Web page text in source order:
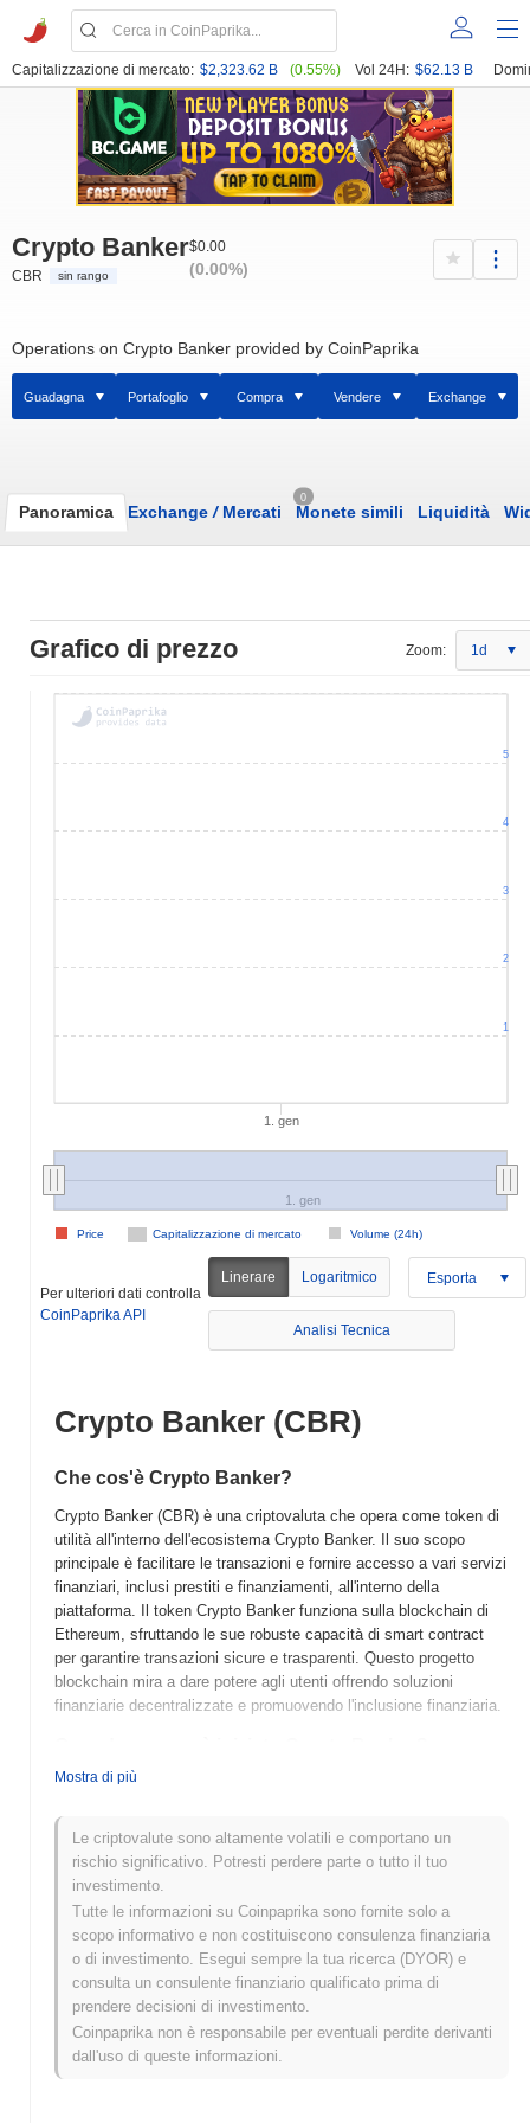
Capitalizzazione di mercato: $2,323.62 B (0.55%) Vol 24H: $62.13 B
Crypto Banker
CBR sin rango
$0.00
(0.00%)
Operations on Crypto Banker provided by CoinPaprika
Guadagna Portafoglio Compra Vendere Exchange
Panoramica Exchange /Mercati
0
Monete simili Liquidità
Grafico di prezzo Zoom: 1d
1. gen
Capitalizzazione di mercato Volume (24h)
Price
1. gen
1
2
3
4
5
Per ulteriori dati controlla
CoinPaprika API
Linerare Logaritmico Esporta
Analisi Tecnica
Crypto Banker (CBR)
Che cos'è Crypto Banker?
Crypto Banker (CBR) è una criptovaluta che opera come token di
utilità all'interno dell'ecosistema Crypto Banker. Il suo scopo
principale è facilitare le transazioni e fornire accesso a vari servizi
finanziari, inclusi prestiti e finanziamenti, all'interno della
piattaforma. Il token Crypto Banker funziona sulla blockchain di
Ethereum, sfruttando le sue robuste capacità di smart contract
per garantire transazioni sicure e trasparenti. Questo progetto
blockchain mira a dare potere agli utenti offrendo soluzioni
finanziarie decentralizzate e promuovendo l'inclusione finanziaria.
Crypto Banker (CBR) è stato lanciato nel 2021, creato da un team
settore bancario attraverso soluzioni di finanza decentralizzata
(DeFi). Il progetto ha guadagnato slancio dopo la sua prima
quotazione su diverse borse di criptovalute, il che ha contribuito
ad aumentare la sua visibilità e ad adottarlo da parte degli utenti. I
primi sviluppi sono stati caratterizzati da partnership strategiche e
iniziative di coinvolgimento della comunità che hanno favorito una
solida base di utenti e contribuito alla sua crescita nel competitivo
panorama delle criptovalute.
Cosa ci aspetta per Crypto Banker?
Crypto Banker (CBR) è pronto per significativi progressi nella sua
Mostra di più
Le criptovalute sono altamente volatili e comportano un
rischio significativo. Potresti perdere parte o tutto il tuo
investimento.
Tutte le informazioni su Coinpaprika sono fornite solo a
scopo informativo e non costituiscono consulenza finanziaria
o di investimento. Esegui sempre la tua ricerca (DYOR) e
consulta un consulente finanziario qualificato prima di
prendere decisioni di investimento.
Coinpaprika non è responsabile per eventuali perdite derivanti
dall'uso di queste informazioni.